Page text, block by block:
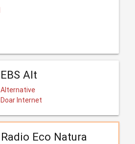
EBS Alt
Alternative
Doar Internet
Radio Eco Natura